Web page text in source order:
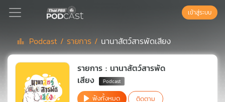
Podcast
เข้าสู่ระบบ
Podcast /รายการ / นานาสัตว์สารพัดเสียง
รายการ : นานาสัตว์สารพัด
เสียง
ฟังทั้งหมด ติดตาม